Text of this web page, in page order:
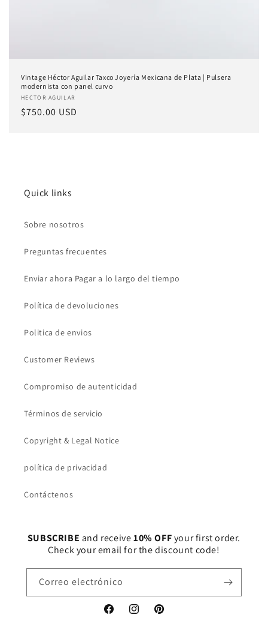
Vintage Héctor Aguilar Taxco Joyería Mexicana de Plata | Pulsera
modernista con panel curvo
Proveedor:
HECTOR AGUILAR
Precio
$750.00 USD
Quick links
Sobre nosotros
Preguntas frecuentes
Enviar ahora Pagar a lo largo del tiempo
Política de devoluciones
Politica de envios
Customer Reviews
Compromiso de autenticidad
Términos de servicio
Copyright & Legal Notice
política de privacidad
Contáctenos
SUBSCRIBE and receive10% OFFyour first order.
Check your email for the discount code!
Correo electrónico
FacebookInstagramPinterest